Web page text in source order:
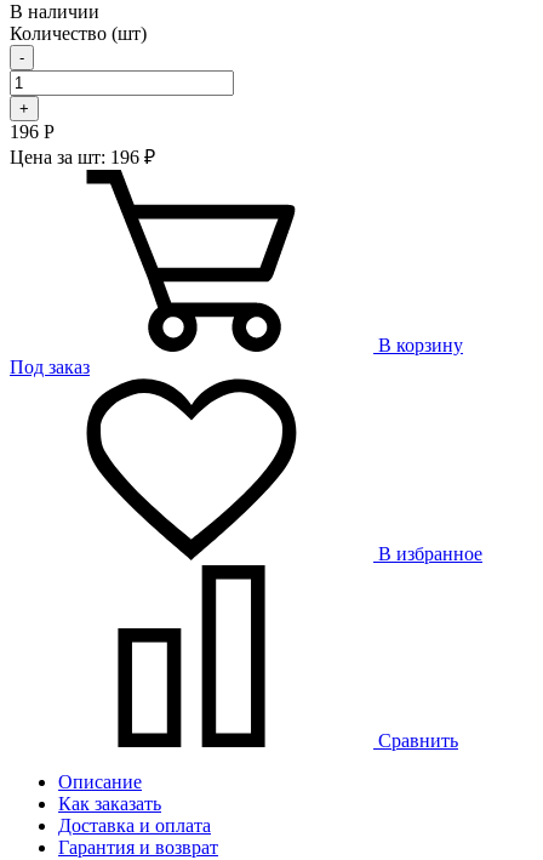
В наличии
Количество (шт)
-
+
196 Р
Цена за шт: 196 ₽
В корзину
Под заказ
В избранное
Сравнить
Описание
Как заказать
Доставка и оплата
Гарантия и возврат